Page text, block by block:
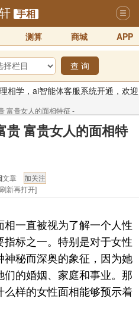
手相
测算 商城 APP
查 询
相学，ai智能体客服系统开通，欢迎
家来体验新程序及感觉！！
明
2025-10-12
及LOGO注册声明
2021-9-7
富贵女人的面相特征 -
贵 富贵女人的面相特
文章
新再打开]
一直被视为了解一个人性
标之一。特别是对于女性
秘而深奥的象征，因为她
的婚姻、家庭和事业。那
样的女性面相能够预示着